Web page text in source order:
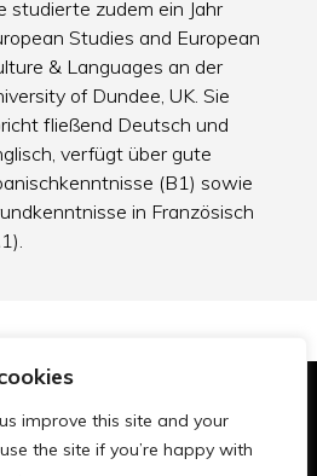
improve this site and your
the site if you’re happy with
studierte zudem ein Jahr
Studies and European
& Languages an der
of Dundee, UK. Sie
fließend Deutsch und
verfügt über gute
(B1) sowie
in Französisch
Group 2026.
LTD is registered in the UK,